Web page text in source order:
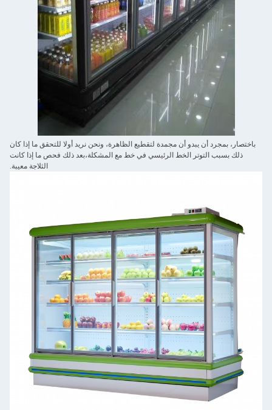
باختصار، بمجرد أن يبدو أن مجمدة لتقطيع الظاهرة، ونحن نريد أولا للتحقق ما إذا كان
ذلك بسبب التوتر الخط الرئيسي في خط مع المشكلة،بعد ذلك فحص ما إذا كانت
الثلاجة معيبة.